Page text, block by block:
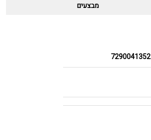
מבצעים
7290041352